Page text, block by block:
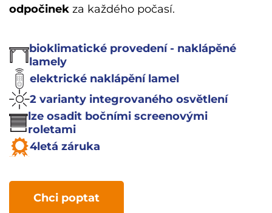
odpočinek za každého počasí.
bioklimatické provedení - naklápěné
lamely
elektrické naklápění lamel
2 varianty integrovaného osvětlení
lze osadit bočními screenovými
roletami
4letá záruka
Chci poptat